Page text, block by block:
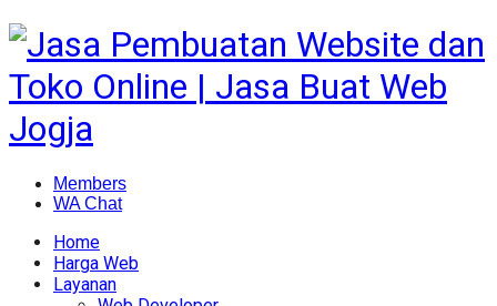
Members
WA Chat
Home
Harga Web
Layanan